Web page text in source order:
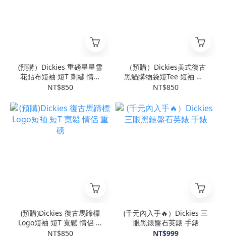
(預購）Dickies 重磅星星雪
花貼布短袖 短T 刺繡 情侶
款
NT$850
（預購）Dickies美式復古
黑貓購物袋短Tee 短袖 短T
貓咪 寬鬆 情侶
NT$850
(預購)Dickies 復古馬蹄標
Logo短袖 短T 寬鬆 情侶 重
磅
NT$850
(千元內入手🔥）Dickies 三
眼黑錶盤石英錶 手錶
NT$999